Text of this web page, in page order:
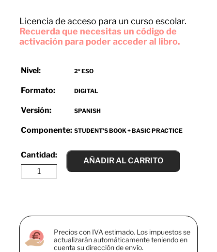
Licencia de acceso para un curso escolar.
Recuerda que necesitas un código de
activación para poder acceder al libro.
Nivel: 2º ESO
Formato: DIGITAL
Versión: SPANISH
Componente: STUDENT'S BOOK + BASIC PRACTICE
AÑADIR AL CARRITO
Precios con IVA estimado. Los impuestos se
actualizarán automáticamente teniendo en
cuenta su dirección de envío.